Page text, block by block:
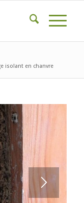
isolant en chanvre